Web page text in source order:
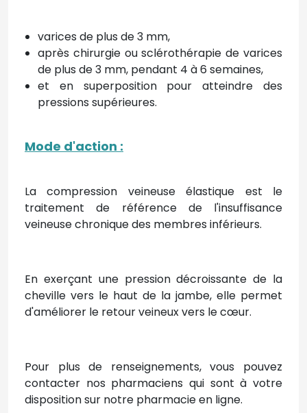
varices de plus de 3 mm,
après chirurgie ou sclérothérapie de varices
de plus de 3 mm, pendant 4 à 6 semaines,
et en superposition pour atteindre des
pressions supérieures.
Mode d'action :
La compression veineuse élastique est le
traitement de référence de l'insuffisance
veineuse chronique des membres inférieurs.
En exerçant une pression décroissante de la
cheville vers le haut de la jambe, elle permet
d'améliorer le retour veineux vers le cœur.
Pour plus de renseignements, vous pouvez
contacter nos pharmaciens qui sont à votre
disposition sur notre pharmacie en ligne.